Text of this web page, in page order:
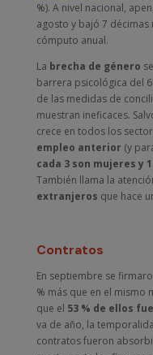
%). A nivel nacional,
agosto y bajó 7 décimas
cómputo anual.
La brecha de género
barrera psicológica del
de las medidas de
muestran ineficaces.
crece en todos los
empleo anterior (y
cada 3 son mujeres y
También llama la
extranjeros que hace
Contratos
En septiembre se
% más que en el mismo
que el 53 % de ellos
va de año, la
contratos fueron